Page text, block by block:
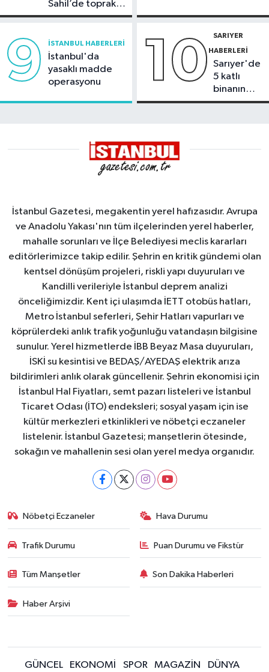
Sahil’de toprak
kayması
9 İSTANBUL HABERLERI
İstanbul'da
yasaklı madde
operasyonu
10 SARIYER
HABERLERI
Sarıyer'de
5 katlı
binanın
çatısında
İstanbul Gazetesi, megakentin yerel hafızasıdır. Avrupa
ve Anadolu Yakası'nın tüm ilçelerinden yerel haberler,
mahalle sorunları ve İlçe Belediyesi meclis kararları
editörlerimizce takip edilir. Şehrin en kritik gündemi olan
kentsel dönüşüm projeleri, riskli yapı duyuruları ve
Kandilli verileriyle İstanbul deprem analizi
önceliğimizdir. Kent içi ulaşımda İETT otobüs hatları,
Metro İstanbul seferleri, Şehir Hatları vapurları ve
köprülerdeki anlık trafik yoğunluğu vatandaşın bilgisine
sunulur. Yerel hizmetlerde İBB Beyaz Masa duyuruları,
İSKİ su kesintisi ve BEDAŞ/AYEDAŞ elektrik arıza
bildirimleri anlık olarak güncellenir. Şehrin ekonomisi için
İstanbul Hal Fiyatları, semt pazarı listeleri ve İstanbul
Ticaret Odası (İTO) endeksleri; sosyal yaşam için ise
kültür merkezleri etkinlikleri ve nöbetçi eczaneler
listelenir. İstanbul Gazetesi; manşetlerin ötesinde,
sokağın ve mahallenin sesi olan yerel medya organıdır.
Nöbetçi Eczaneler Hava Durumu
Trafik Durumu Puan Durumu ve Fikstür
Tüm Manşetler Son Dakika Haberleri
Haber Arşivi
GÜNCEL EKONOMİ SPOR MAGAZİN DÜNYA